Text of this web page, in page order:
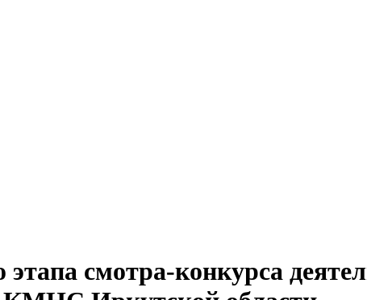
смотра-конкурса